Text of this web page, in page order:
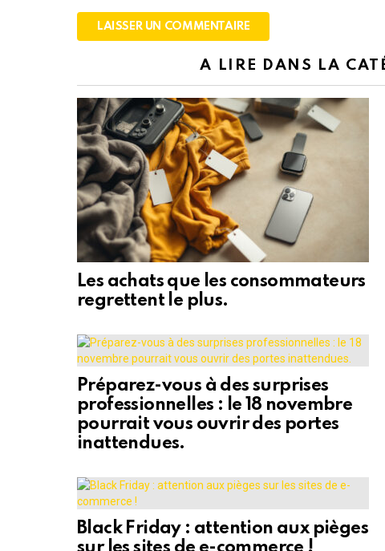
A LIRE DANS LA
Les achats que les consommateurs
regrettent le plus.
Préparez-vous à des surprises
professionnelles : le 18 novembre
pourrait vous ouvrir des portes
inattendues.
Black Friday : attention aux pièges